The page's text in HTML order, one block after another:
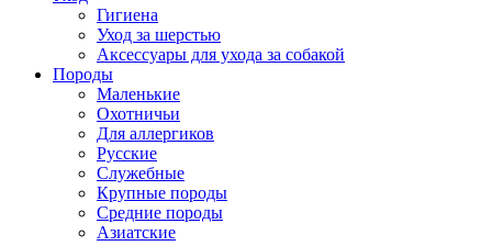
Гигиена
Уход за шерстью
Аксессуары для ухода за собакой
Породы
Маленькие
Охотничьи
Для аллергиков
Русские
Служебные
Крупные породы
Средние породы
Азиатские